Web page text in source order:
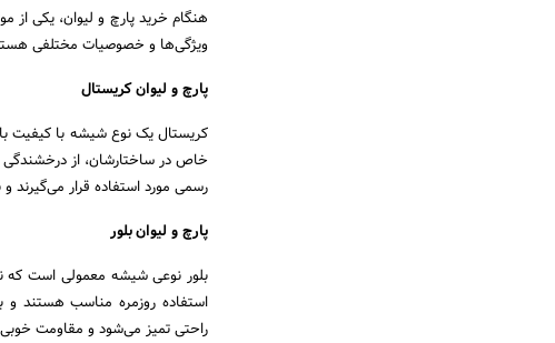
هنگام خرید پارچ و لیوان، یکی از
ویژگی‌ها و خصوصیات مختلفی
پارچ و لیوان کریستال
کریستال یک نوع شیشه با کیفیت
خاص در ساختارشان، از درخشندگی
رسمی مورد استفاده قرار می‌گیرند
پارچ و لیوان بلور
بلور نوعی شیشه معمولی است که
استفاده روزمره مناسب هستند و
راحتی تمیز می‌شود و مقاومت خوبی